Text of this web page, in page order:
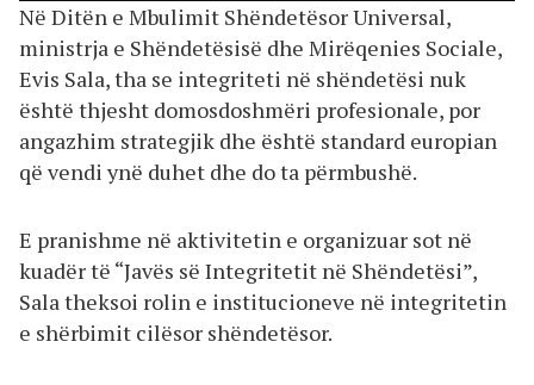
Në Ditën e Mbulimit Shëndetësor Universal,
ministrja e Shëndetësisë dhe Mirëqenies Sociale,
Evis Sala, tha se integriteti në shëndetësi nuk
është thjesht domosdoshmëri profesionale, por
angazhim strategjik dhe është standard europian
që vendi ynë duhet dhe do ta përmbushë.
E pranishme në aktivitetin e organizuar sot në
kuadër të “Javës së Integritetit në Shëndetësi”,
Sala theksoi rolin e institucioneve në integritetin
e shërbimit cilësor shëndetësor.